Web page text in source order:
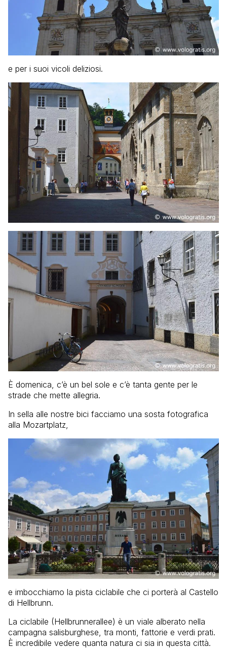
e per i suoi vicoli deliziosi.
È domenica, c’è un bel sole e c’è tanta gente per le
strade che mette allegria.
In sella alle nostre bici facciamo una sosta fotografica
alla Mozartplatz,
e imbocchiamo la pista ciclabile che ci porterà al Castello
di Hellbrunn.
La ciclabile (Hellbrunnerallee) è un viale alberato nella
campagna salisburghese, tra monti, fattorie e verdi prati.
È incredibile vedere quanta natura ci sia in questa città.